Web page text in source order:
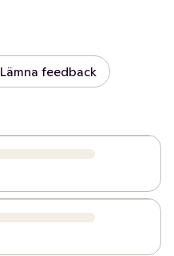
Lämna feedback